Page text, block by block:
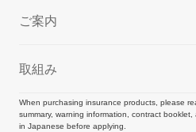
ご案内
取組み
When purchasing insurance products, please
summary, warning information, contract
in Japanese before applying.